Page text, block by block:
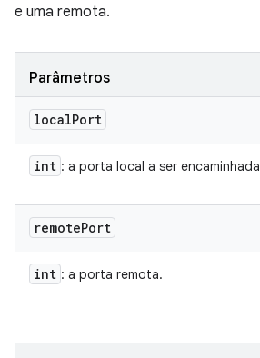
e uma remota.
Parâmetros
localPort
int : a porta local a ser encaminhada
remotePort
int : a porta remota.